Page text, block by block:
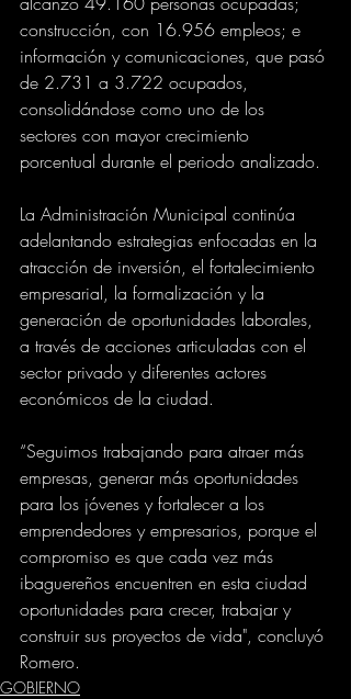
construcción, con 16.956 empleos; e
información y comunicaciones, que pasó
de 2.731 a 3.722 ocupados,
consolidándose como uno de los
sectores con mayor crecimiento
porcentual durante el periodo analizado.
La Administración Municipal continúa
adelantando estrategias enfocadas en la
atracción de inversión, el fortalecimiento
empresarial, la formalización y la
generación de oportunidades laborales,
a través de acciones articuladas con el
sector privado y diferentes actores
económicos de la ciudad.
“Seguimos trabajando para atraer más
empresas, generar más oportunidades
para los jóvenes y fortalecer a los
emprendedores y empresarios, porque el
compromiso es que cada vez más
ibaguereños encuentren en esta ciudad
oportunidades para crecer, trabajar y
construir sus proyectos de vida", concluyó
Romero.
GOBIERNO